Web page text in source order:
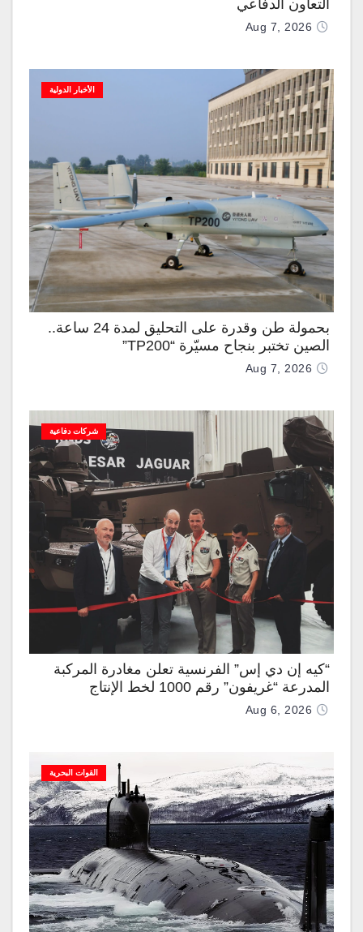
التعاون الدفاعي
Aug 7, 2026
الأخبار الدولية
بحمولة طن وقدرة على التحليق لمدة 24 ساعة..
الصين تختبر بنجاح مسيّرة “TP200”
Aug 7, 2026
شركات دفاعية
“كيه إن دي إس” الفرنسية تعلن مغادرة المركبة
المدرعة “غريفون” رقم 1000 لخط الإنتاج
Aug 6, 2026
القوات البحرية